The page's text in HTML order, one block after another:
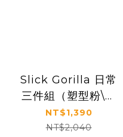
Slick Gorilla 日常
三件組（塑型粉\塑
型土\海鹽噴霧）
NT$1,390
NT$2,040